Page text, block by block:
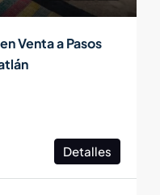
Venta a Pasos
Detalles